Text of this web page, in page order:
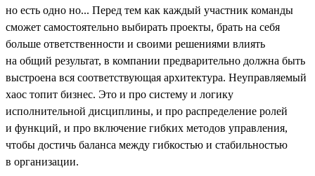
но есть одно но... Перед тем как каждый участник команды
сможет самостоятельно выбирать проекты, брать на себя
больше ответственности и своими решениями влиять
на общий результат, в компании предварительно должна быть
выстроена вся соответствующая архитектура. Неуправляемый
хаос топит бизнес. Это и про систему и логику
исполнительной дисциплины, и про распределение ролей
и функций, и про включение гибких методов управления,
чтобы достичь баланса между гибкостью и стабильностью
в организации.